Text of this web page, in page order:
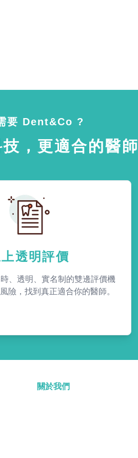
要 Dent&Co ?
，更適合的醫師
透明評價
、透明、實名制的雙邊評價機
險，找到真正適合你的醫師。
關於我們